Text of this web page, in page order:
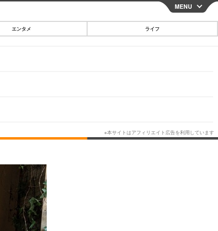
CLOSE
ブログ
その他
グルメ
MENU
エンタメ ライフ